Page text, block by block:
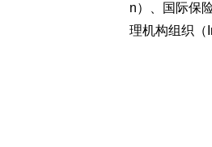
n）、国际保
理机构组织（